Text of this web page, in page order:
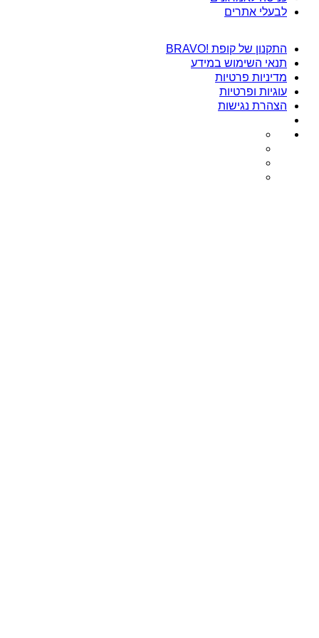
לבעלי אתרים
התקנון של קופת !BRAVO
תנאי השימוש במידע
מדיניות פרטיות
עוגיות ופרטיות
הצהרת נגישות